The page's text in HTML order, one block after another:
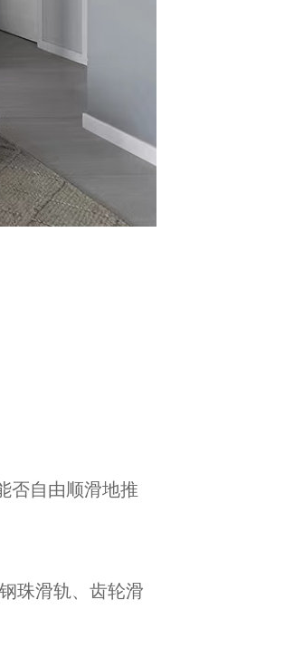
否自由顺滑地推
珠滑轨、齿轮滑